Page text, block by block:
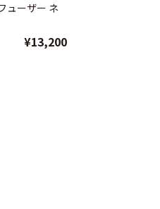
ューザー ネ
¥13,200